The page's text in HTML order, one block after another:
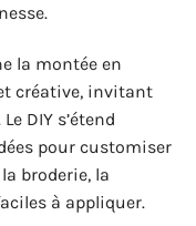
la montée en
créative, invitant
DIY s’étend
pour customiser
broderie, la
à appliquer.